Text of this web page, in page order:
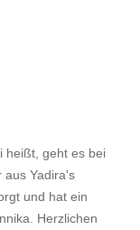
heißt, geht es bei
aus Yadira's
und hat ein
Herzlichen